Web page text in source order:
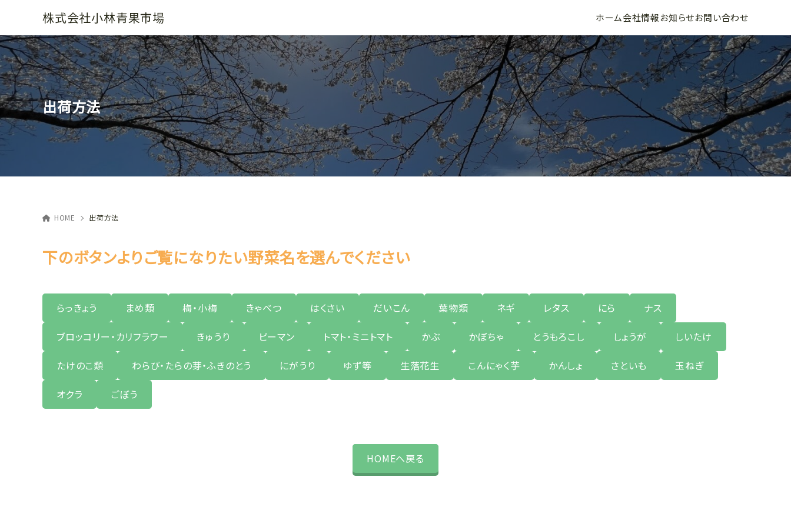
株式会社小林青果市場 ホーム会社情報お知らせお問い合わせ
出荷方法
HOME 出荷方法
下のボタンよりご覧になりたい野菜名を選んでください
らっきょう まめ類 梅・小梅 きゃべつ はくさい だいこん 葉物類 ネギ レタス にら ナス
ブロッコリー・カリフラワー きゅうり ピーマン トマト・ミニトマト かぶ かぼちゃ とうもろこし しょうが しいたけ
たけのこ類 わらび・たらの芽・ふきのとう にがうり ゆず等 生落花生 こんにゃく芋 かんしょ さといも 玉ねぎ
オクラ ごぼう
HOMEへ戻る